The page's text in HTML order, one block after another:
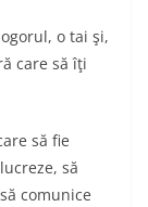
o tai şi,
care să îţi
să fie
să
comunice